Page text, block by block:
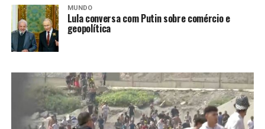
MUNDO
Lula conversa com Putin sobre comércio e
geopolítica